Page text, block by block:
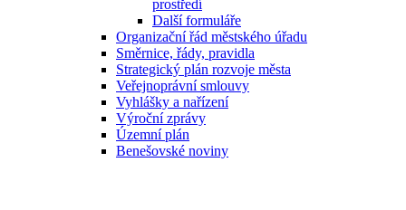
prostředí
Další formuláře
Organizační řád městského úřadu
Směrnice, řády, pravidla
Strategický plán rozvoje města
Veřejnoprávní smlouvy
Vyhlášky a nařízení
Výroční zprávy
Územní plán
Benešovské noviny